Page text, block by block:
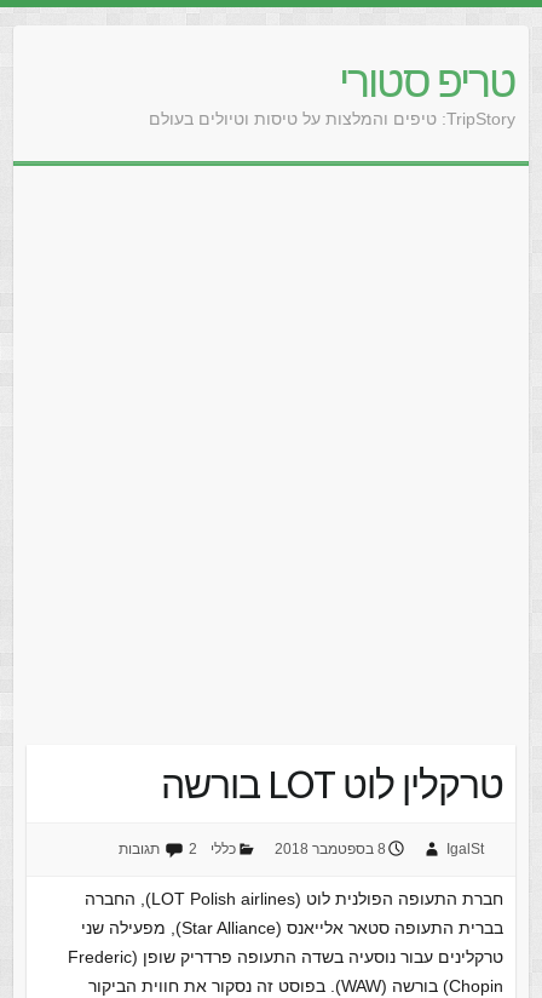
טריפ סטורי
TripStory: טיפים והמלצות על טיסות וטיולים בעולם
טרקלין לוט LOT בורשה
IgalSt 8 בספטמבר 2018 כללי 2 תגובות
חברת התעופה הפולנית לוט (LOT Polish airlines), החברה
בברית התעופה סטאר אלייאנס (Star Alliance), מפעילה שני
טרקלינים עבור נוסעיה בשדה התעופה פרדריק שופן (Frederic
Chopin) בורשה (WAW). בפוסט זה נסקור את חווית הביקור